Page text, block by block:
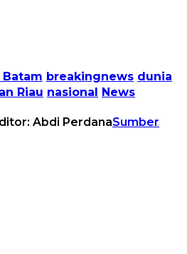
Batam breakingnews dunia
Riau nasional
News
Abdi PerdanaSumber